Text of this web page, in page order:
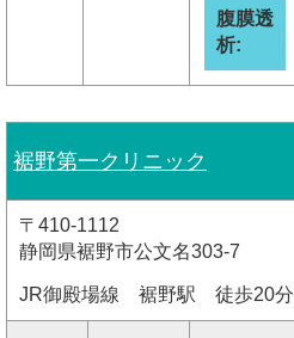
腹膜透
析:
裾野第一クリニック
〒410-1112
静岡県裾野市公文名303-7
JR御殿場線 裾野駅 徒歩20分